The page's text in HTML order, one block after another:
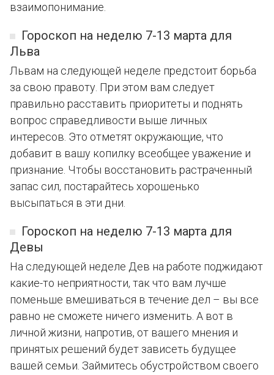
взаимопонимание.
Гороскоп на неделю 7-13 марта для
Льва
Львам на следующей неделе предстоит борьба
за свою правоту. При этом вам следует
правильно расставить приоритеты и поднять
вопрос справедливости выше личных
интересов. Это отметят окружающие, что
добавит в вашу копилку всеобщее уважение и
признание. Чтобы восстановить растраченный
запас сил, постарайтесь хорошенько
высыпаться в эти дни.
Гороскоп на неделю 7-13 марта для
Девы
На следующей неделе Дев на работе поджидают
какие-то неприятности, так что вам лучше
поменьше вмешиваться в течение дел – вы все
равно не сможете ничего изменить. А вот в
личной жизни, напротив, от вашего мнения и
принятых решений будет зависеть будущее
вашей семьи. Займитесь обустройством своего